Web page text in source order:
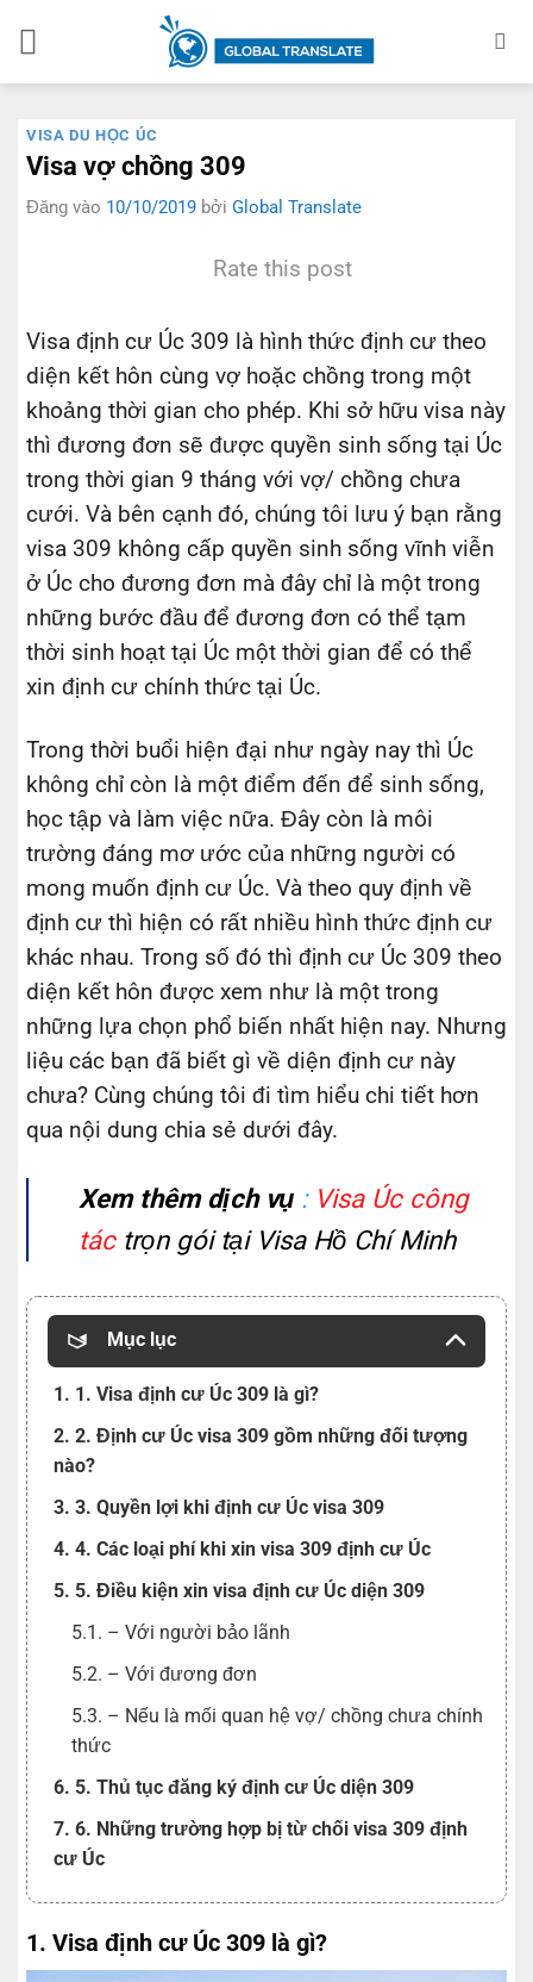
qua
nội
VISA DU HỌC ÚC
Visa vợ chồng 309
Đăng vào 10/10/2019 bởi Global Translate
Rate this post
Visa định cư Úc 309 là hình thức định cư theo
diện kết hôn cùng vợ hoặc chồng trong một
khoảng thời gian cho phép. Khi sở hữu visa này
thì đương đơn sẽ được quyền sinh sống tại Úc
trong thời gian 9 tháng với vợ/ chồng chưa
cưới. Và bên cạnh đó, chúng tôi lưu ý bạn rằng
visa 309 không cấp quyền sinh sống vĩnh viễn
ở Úc cho đương đơn mà đây chỉ là một trong
những bước đầu để đương đơn có thể tạm
thời sinh hoạt tại Úc một thời gian để có thể
xin định cư chính thức tại Úc.
Trong thời buổi hiện đại như ngày nay thì Úc
không chỉ còn là một điểm đến để sinh sống,
học tập và làm việc nữa. Đây còn là môi
trường đáng mơ ước của những người có
mong muốn định cư Úc. Và theo quy định về
định cư thì hiện có rất nhiều hình thức định cư
khác nhau. Trong số đó thì định cư Úc 309 theo
diện kết hôn được xem như là một trong
những lựa chọn phổ biến nhất hiện nay. Nhưng
liệu các bạn đã biết gì về diện định cư này
chưa? Cùng chúng tôi đi tìm hiểu chi tiết hơn
qua nội dung chia sẻ dưới đây.
Xem thêm dịch vụ : Visa Úc công
tác trọn gói tại Visa Hồ Chí Minh
Mục lục
1. 1. Visa định cư Úc 309 là gì?
2. 2. Định cư Úc visa 309 gồm những đối tượng
nào?
3. 3. Quyền lợi khi định cư Úc visa 309
4. 4. Các loại phí khi xin visa 309 định cư Úc
5. 5. Điều kiện xin visa định cư Úc diện 309
5.1. – Với người bảo lãnh
5.2. – Với đương đơn
5.3. – Nếu là mối quan hệ vợ/ chồng chưa chính
thức
6. 5. Thủ tục đăng ký định cư Úc diện 309
7. 6. Những trường hợp bị từ chối visa 309 định
cư Úc
1. Visa định cư Úc 309 là gì?